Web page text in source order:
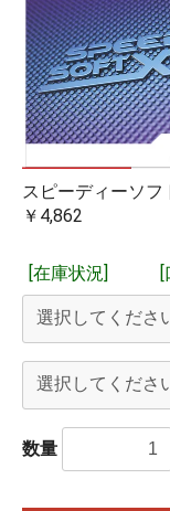
スピーディーソフ
￥4,862
[在庫状況]
数量